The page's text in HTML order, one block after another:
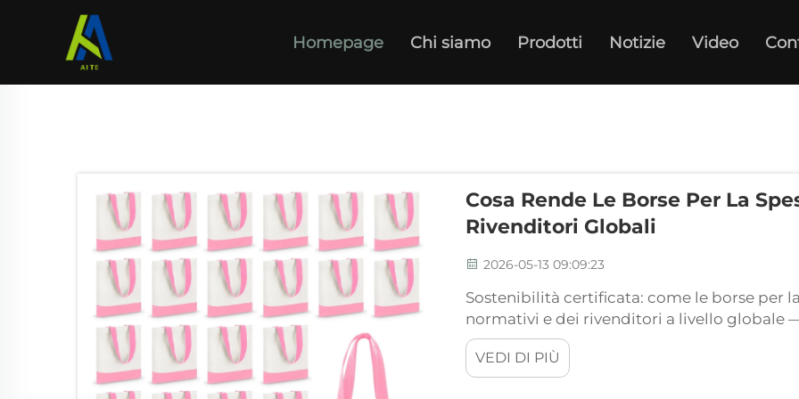
Homepage Chi siamo Prodotti Notizie Video
Cosa Rende Le Borse Per La
Rivenditori Globali
2026-05-13 09:09:23
Sostenibilità certificata: come le borse per
normativi e dei rivenditori a livello globale
imprescindibili per i rivenditori di primo
richiedono prove verificabili di sostenibilità
VEDI DI PIÙ